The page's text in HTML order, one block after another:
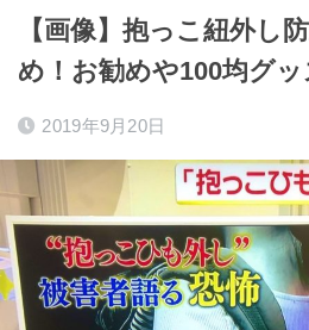
【画像】抱っこ紐外し
め！お勧めや100均グッ
2019年9月20日